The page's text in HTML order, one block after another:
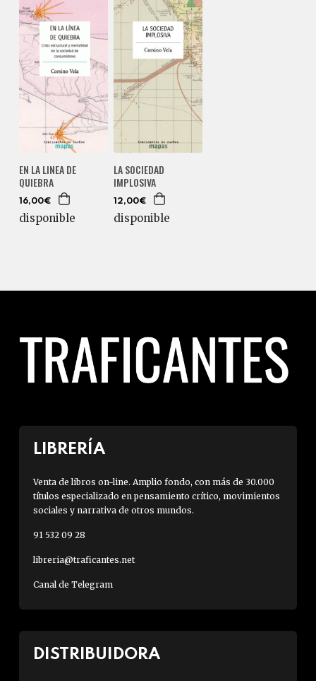
EN LA LINEA DE
QUIEBRA
16,00€
disponible
LA SOCIEDAD
IMPLOSIVA
12,00€
disponible
LIBRERÍA
Venta de libros on-line. Amplio fondo, con más de 30.000
títulos especializado en pensamiento crítico, movimientos
sociales y narrativa de otros mundos.
91 532 09 28
libreria@traficantes.net
Canal de Telegram
DISTRIBUIDORA